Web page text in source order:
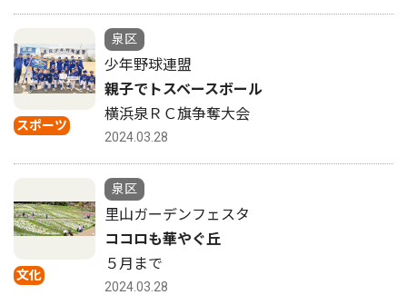
スポーツ
泉区
少年野球連盟
親子でトスベースボール
横浜泉ＲＣ旗争奪大会
2024.03.28
文化
泉区
里山ガーデンフェスタ
ココロも華やぐ丘
５月まで
2024.03.28